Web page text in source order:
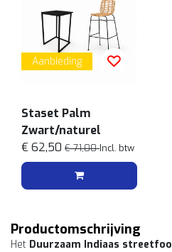
Aanbieding
Staset Palm
Zwart/naturel
€ 62,50 € 71,00Incl. btw
Productomschrijving
Het Duurzaam Indiaas